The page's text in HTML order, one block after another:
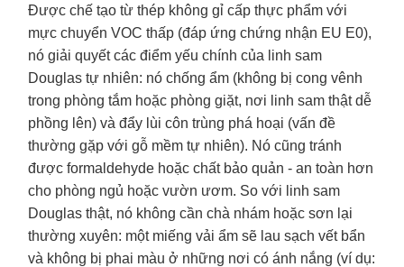
Được chế tạo từ thép không gỉ cấp thực phẩm với
mực chuyển VOC thấp (đáp ứng chứng nhận EU E0),
nó giải quyết các điểm yếu chính của linh sam
Douglas tự nhiên: nó chống ẩm (không bị cong vênh
trong phòng tắm hoặc phòng giặt, nơi linh sam thật dễ
phồng lên) và đẩy lùi côn trùng phá hoại (vấn đề
thường gặp với gỗ mềm tự nhiên). Nó cũng tránh
được formaldehyde hoặc chất bảo quản - an toàn hơn
cho phòng ngủ hoặc vườn ươm. So với linh sam
Douglas thật, nó không cần chà nhám hoặc sơn lại
thường xuyên: một miếng vải ẩm sẽ lau sạch vết bẩn
và không bị phai màu ở những nơi có ánh nắng (ví dụ: